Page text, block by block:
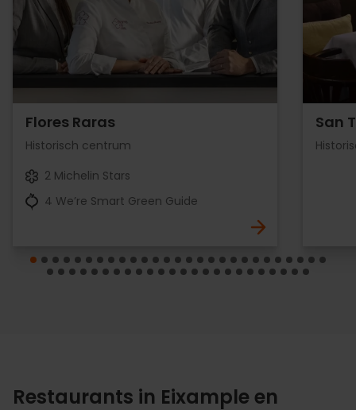
Flores Raras
Historisch centrum
2 Michelin Stars
4 We’re Smart Green Guide
San
Restaurants in Eixample en